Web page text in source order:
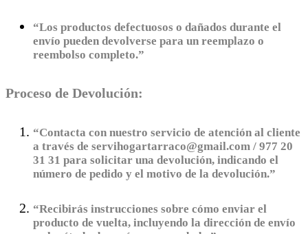
“Los productos defectuosos o dañados durante el
envío pueden devolverse para un reemplazo o
reembolso completo.”
Proceso de Devolución:
“Contacta con nuestro servicio de atención al cliente
a través de servihogartarraco@gmail.com / 977 20
31 31 para solicitar una devolución, indicando el
número de pedido y el motivo de la devolución.”
“Recibirás instrucciones sobre cómo enviar el
producto de vuelta, incluyendo la dirección de envío